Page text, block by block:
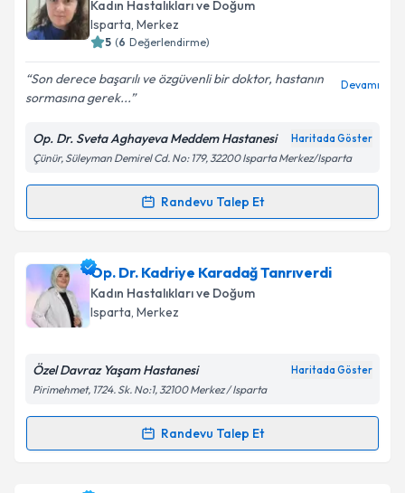
Kadın Hastalıkları ve Doğum
Isparta, Merkez
5 (6 Değerlendirme)
Son derece başarılı ve özgüvenli bir doktor, hastanın
sormasına gerek...
Devamı
Op. Dr. Sveta Aghayeva Meddem Hastanesi Haritada Göster
Çünür, Süleyman Demirel Cd. No: 179, 32200 Isparta Merkez/Isparta
Randevu Talep Et
Randevu Takvimi Talebi
Op. Dr. Sveta Aghayevaiçin randevu takvimi talebi
oluşturun. Size bu uzmandan randevu almanız için bir
takvim hazırlandığında e-posta ile bilgilendireceğiz.
Kişisel verilerimin işlenmesine ilişkin
Metni'ni okudum ve kişisel verilerimin belirtilen
Op. Dr. Kadriye Karadağ Tanrıverdi
Kadın Hastalıkları ve Doğum
Isparta, Merkez
Özel Davraz Yaşam Hastanesi Haritada Göster
Pirimehmet, 1724. Sk. No:1, 32100 Merkez / Isparta
Randevu Talep Et
Randevu Takvimi Talebi